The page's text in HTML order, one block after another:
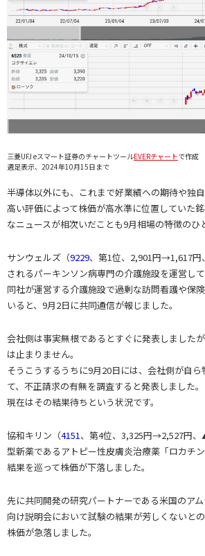
三菱UFJ eスマート証券のチャートツールEVERチャートで作成
週足表示、2024年10月15日まで
半導体以外にも、これまで好業績への期待や独
高い評価によって株価が高水準に位置していた
なニュースが相次いだことも9月相場の特徴のひ
サンウェルズ（9229、第1位、2,901円→1,617
されるパーキンソン病専門の介護施設を運営して
同社が運営する介護施設で過剰な訪問看護や保
いると、9月2日に共同通信が報じました。
会社側は事実無根であるとすぐに発表しました
は止まりません。
そうこうするうちに9月20日には、会社側が自
て、不正請求の有無を調査すると発表しました。
現在はその結果待ちという状況です。
協和キリン（4151、第4位、3,325円→2,527円
型新薬であるアトピー性皮膚炎治療薬「ロカチ
結果を巡って株価が下落しました。
先に共同開発の研究パートナーである米国のア
向け説明会において試験の結果が芳しくないと
株価が急落しました。